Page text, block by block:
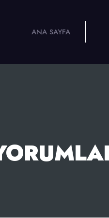
ANA SAYFA